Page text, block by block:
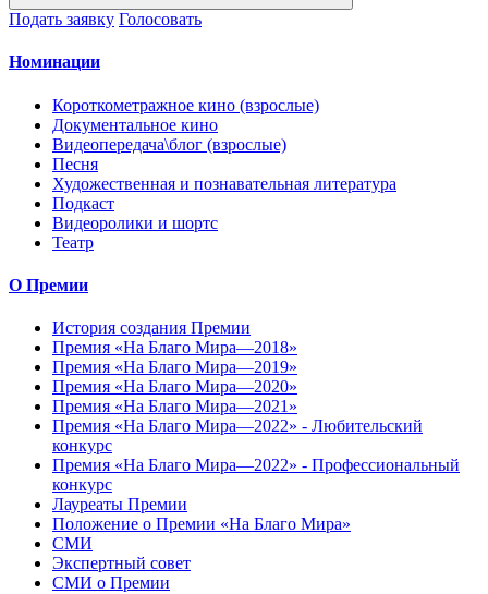
Подать заявку Голосовать
Номинации
Короткометражное кино (взрослые)
Документальное кино
Видеопередача\блог (взрослые)
Песня
Художественная и познавательная литература
Подкаст
Видеоролики и шортс
Театр
О Премии
История создания Премии
Премия «На Благо Мира—2018»
Премия «На Благо Мира—2019»
Премия «На Благо Мира—2020»
Премия «На Благо Мира—2021»
Премия «На Благо Мира—2022» - Любительский
конкурс
Премия «На Благо Мира—2022» - Профессиональный
конкурс
Лауреаты Премии
Положение о Премии «На Благо Мира»
СМИ
Экспертный совет
СМИ о Премии